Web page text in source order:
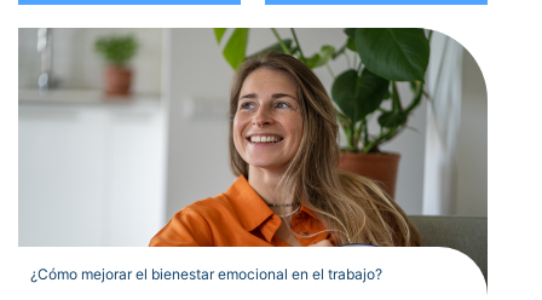
¿Cómo mejorar el bienestar emocional en el trabajo?